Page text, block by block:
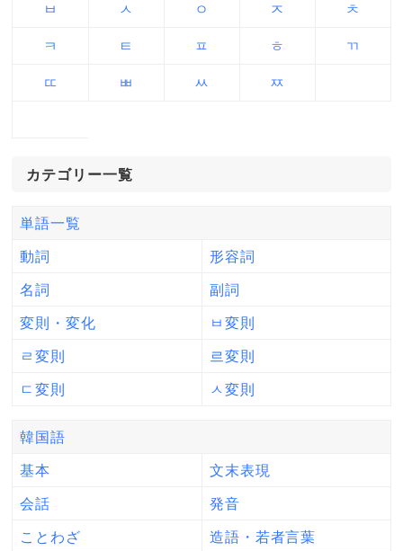
ㅂ ㅅ ㅇ ㅈ ㅊ
ㅋ ㅌ ㅍ ㅎ ㄲ
ㄸ ㅃ ㅆ ㅉ
カテゴリー一覧
単語一覧
動詞 形容詞
名詞 副詞
変則・変化 ㅂ変則
ㄹ変則 르変則
ㄷ変則 ㅅ変則
韓国語
基本 文末表現
会話 発音
ことわざ 造語・若者言葉